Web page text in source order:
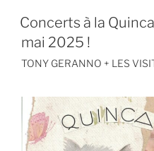
Concerts à la
mai 2025 !
TONY GERANNO + LES